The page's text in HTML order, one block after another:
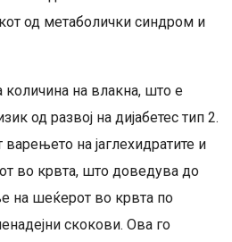
од метаболички синдром и
на влакна, што е
од развој на дијабетес тип 2.
варењето на јаглехидратите и
во крвта, што доведува до
на шеќерот во крвта по
скокови. Ова го